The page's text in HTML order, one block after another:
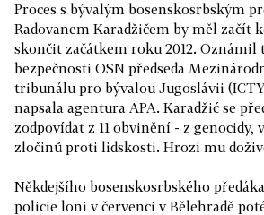
Proces s bývalým bosenskosrbským
Radovanem Karadžičem by měl začít
skončit začátkem roku 2012. Oznámil
bezpečnosti OSN předseda
tribunálu pro bývalou Jugoslávii
napsala agentura APA. Karadžić se
zodpovídat z 11 obvinění - z genocidy,
zločinů proti lidskosti. Hrozí mu
Někdejšího bosenskosrbského
policie loni v červenci v Bělehradě